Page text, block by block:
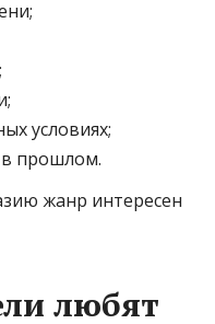
условиях;
в прошлом.
жанр интересен
любят